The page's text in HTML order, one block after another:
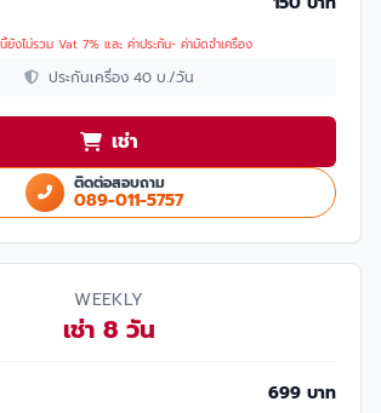
ยังไม่รวม Vat 7% และ ค่าประกัน- ค่ามัดจำเครื่อง
ประกันเครื่อง 40 บ./วัน
เช่า
ติดต่อสอบถาม
089-011-5757
WEEKLY
เช่า 8 วัน
699 บาท